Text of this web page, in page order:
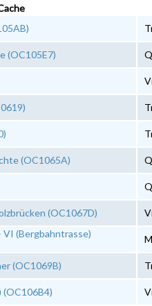
(OC105E7)
(OC1065A)
(OC1067D)
(Bergbahntrasse)
(OC1069B)
(OC106B4)